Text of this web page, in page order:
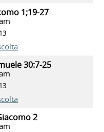
1;19-27
30:7-25
2